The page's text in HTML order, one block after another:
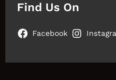
Find Us On
Facebook